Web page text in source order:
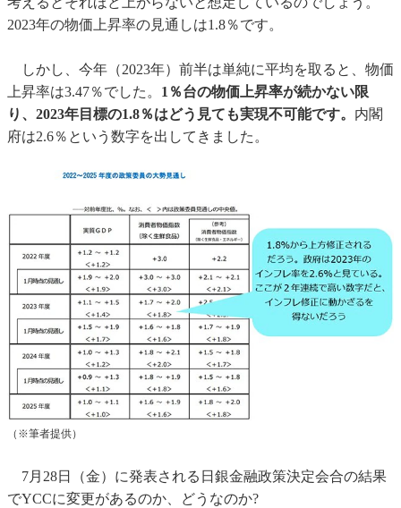
2023年の物価上昇率の見通しは1.8％です。
しかし、今年（2023年）前半は単純に平均を取ると、物価
上昇率は3.47％でした。 1％台の物価上昇率が続かない限
り、2023年目標の1.8％はどう見ても実現不可能です。 内閣
府は2.6％という数字を出してきました。
（※筆者提供）
7月28日（金）に発表される日銀金融政策決定会合の結果
でYCCに変更があるのか、どうなのか?